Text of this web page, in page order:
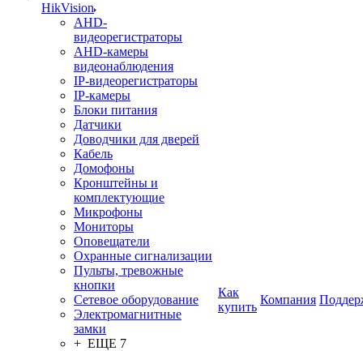
HikVision
AHD-
видеорегистраторы
AHD-камеры
видеонаблюдения
IP-видеорегистраторы
IP-камеры
Блоки питания
Датчики
Доводчики для дверей
Кабель
Домофоны
Кронштейны и
комплектующие
Микрофоны
Мониторы
Оповещатели
Охранные сигнализации
Пульты, тревожные
кнопки
Сетевое оборудование
Электромагнитные
замки
+ ЕЩЕ 7
Как
купить
Компания